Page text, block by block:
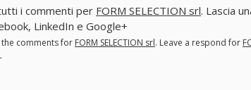
i commenti per FORM SELECTION srl. Lascia
LinkedIn e Google+
the comments for FORM SELECTION srl. Leave a respond for